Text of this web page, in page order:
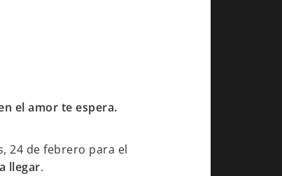
el amor te espera.
24 de febrero para el
llegar.